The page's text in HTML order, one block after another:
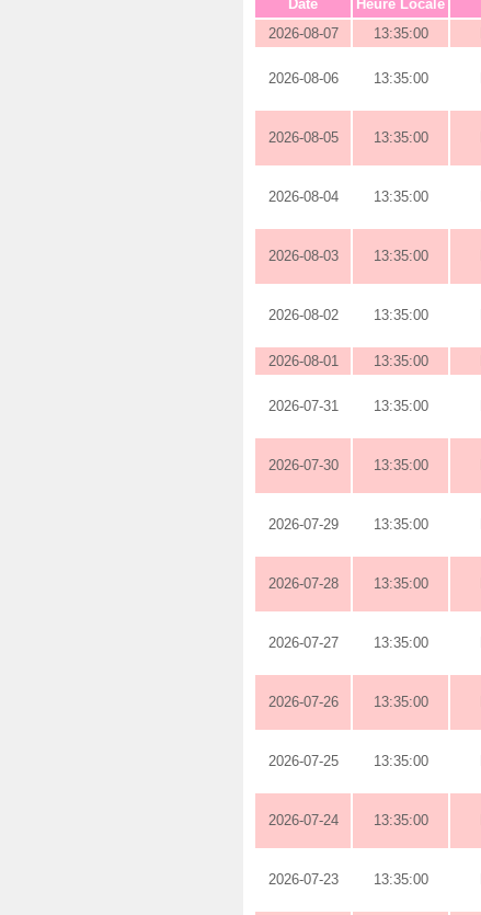
Date Heure Locale
2026-08-07
13:35:00
2026-08-06 13:35:00
2026-08-05 13:35:00
2026-08-04 13:35:00
2026-08-03 13:35:00
2026-08-02 13:35:00
2026-08-01 13:35:00
2026-07-31 13:35:00
2026-07-30 13:35:00
2026-07-29 13:35:00
2026-07-28 13:35:00
2026-07-27 13:35:00
2026-07-26 13:35:00
2026-07-25 13:35:00
2026-07-24 13:35:00
2026-07-23 13:35:00